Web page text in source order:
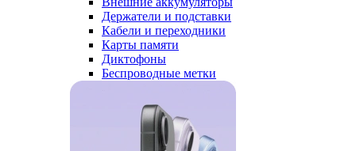
Держатели и подставки
Кабели и переходники
Карты памяти
Диктофоны
Беспроводные метки